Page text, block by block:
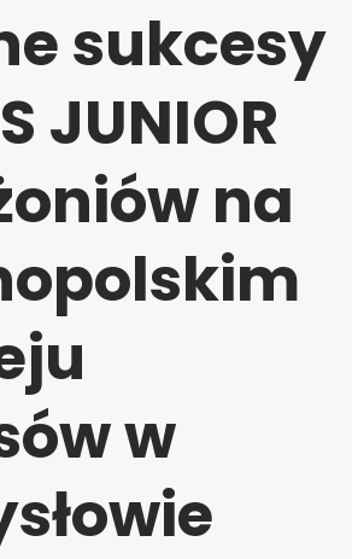
sukcesy
JUNIOR
na
w